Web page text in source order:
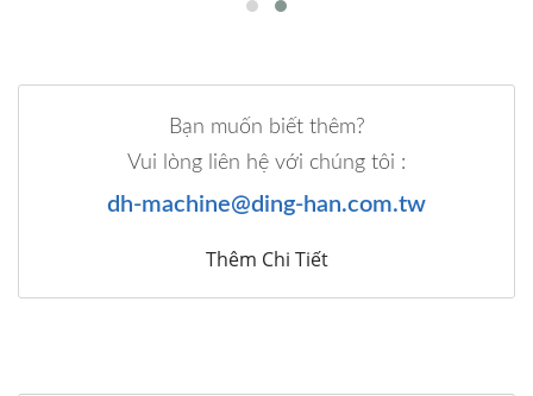
Bạn muốn biết thêm?
Vui lòng liên hệ với chúng tôi :
dh-machine@ding-han.com.tw
Thêm Chi Tiết